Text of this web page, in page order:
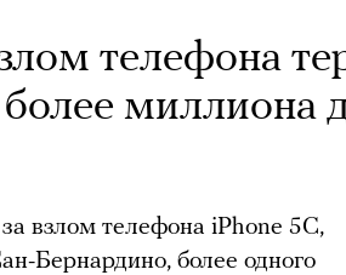
телефона
миллиона
взлом телефона iPhone 5С,
Бернардино, более одного